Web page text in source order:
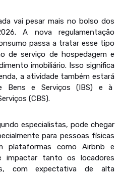
vai pesar mais no bolso dos
A nova regulamentação
passa a tratar esse tipo
de serviço de hospedagem e
imobiliário. Isso significa
a atividade também estará
Bens e Serviços (IBS) e à
(CBS).
especialistas, pode chegar
para pessoas físicas
plataformas como Airbnb e
impactar tanto os locadores
com expectativa de alta